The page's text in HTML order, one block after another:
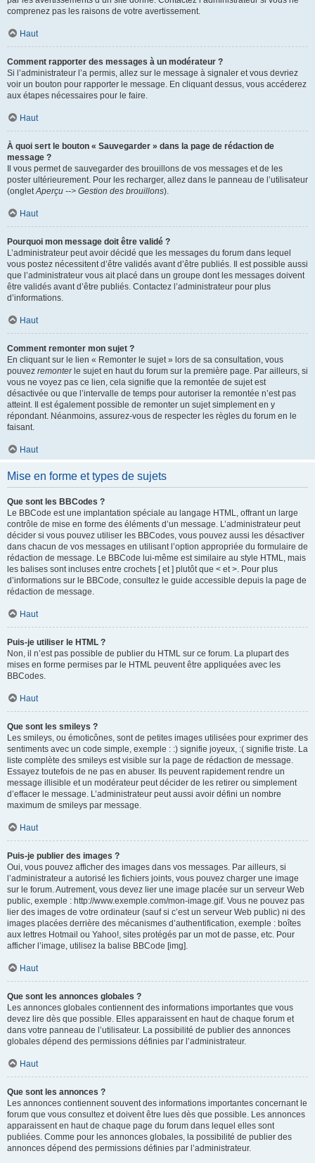
comprenez pas les raisons de votre avertissement.
Haut
Comment rapporter des messages à un modérateur ?
Si l’administrateur l’a permis, allez sur le message à signaler et vous devriez
voir un bouton pour rapporter le message. En cliquant dessus, vous accéderez
aux étapes nécessaires pour le faire.
Haut
À quoi sert le bouton « Sauvegarder » dans la page de rédaction de
message ?
Il vous permet de sauvegarder des brouillons de vos messages et de les
poster ultérieurement. Pour les recharger, allez dans le panneau de l’utilisateur
(ongletAperçu --> Gestion des brouillons).
Haut
Pourquoi mon message doit être validé ?
L’administrateur peut avoir décidé que les messages du forum dans lequel
vous postez nécessitent d’être validés avant d’être publiés. Il est possible aussi
que l’administrateur vous ait placé dans un groupe dont les messages doivent
être validés avant d’être publiés. Contactez l’administrateur pour plus
d’informations.
Haut
Comment remonter mon sujet ?
En cliquant sur le lien « Remonter le sujet » lors de sa consultation, vous
pouvez remonterle sujet en haut du forum sur la première page. Par ailleurs, si
vous ne voyez pas ce lien, cela signifie que la remontée de sujet est
désactivée ou que l’intervalle de temps pour autoriser la remontée n’est pas
atteint. Il est également possible de remonter un sujet simplement en y
répondant. Néanmoins, assurez-vous de respecter les règles du forum en le
faisant.
Haut
Mise en forme et types de sujets
Que sont les BBCodes ?
Le BBCode est une implantation spéciale au langage HTML, offrant un large
contrôle de mise en forme des éléments d’un message. L’administrateur peut
décider si vous pouvez utiliser les BBCodes, vous pouvez aussi les désactiver
dans chacun de vos messages en utilisant l’option appropriée du formulaire de
rédaction de message. Le BBCode lui-même est similaire au style HTML, mais
les balises sont incluses entre crochets [ et ] plutôt que < et >. Pour plus
d’informations sur le BBCode, consultez le guide accessible depuis la page de
rédaction de message.
Haut
Puis-je utiliser le HTML ?
Non, il n’est pas possible de publier du HTML sur ce forum. La plupart des
mises en forme permises par le HTML peuvent être appliquées avec les
BBCodes.
Haut
Que sont les smileys ?
Les smileys, ou émoticônes, sont de petites images utilisées pour exprimer des
sentiments avec un code simple, exemple : :) signifie joyeux, :( signifie triste. La
liste complète des smileys est visible sur la page de rédaction de message.
Essayez toutefois de ne pas en abuser. Ils peuvent rapidement rendre un
message illisible et un modérateur peut décider de les retirer ou simplement
d’effacer le message. L’administrateur peut aussi avoir défini un nombre
maximum de smileys par message.
Haut
Puis-je publier des images ?
Oui, vous pouvez afficher des images dans vos messages. Par ailleurs, si
l’administrateur a autorisé les fichiers joints, vous pouvez charger une image
sur le forum. Autrement, vous devez lier une image placée sur un serveur Web
public, exemple : http://www.exemple.com/mon-image.gif. Vous ne pouvez pas
lier des images de votre ordinateur (sauf si c’est un serveur Web public) ni des
images placées derrière des mécanismes d’authentification, exemple : boîtes
aux lettres Hotmail ou Yahoo!, sites protégés par un mot de passe, etc. Pour
afficher l’image, utilisez la balise BBCode [img].
Haut
Que sont les annonces globales ?
Les annonces globales contiennent des informations importantes que vous
devez lire dès que possible. Elles apparaissent en haut de chaque forum et
dans votre panneau de l’utilisateur. La possibilité de publier des annonces
globales dépend des permissions définies par l’administrateur.
Haut
Que sont les annonces ?
Les annonces contiennent souvent des informations importantes concernant le
forum que vous consultez et doivent être lues dès que possible. Les annonces
apparaissent en haut de chaque page du forum dans lequel elles sont
publiées. Comme pour les annonces globales, la possibilité de publier des
annonces dépend des permissions définies par l’administrateur.